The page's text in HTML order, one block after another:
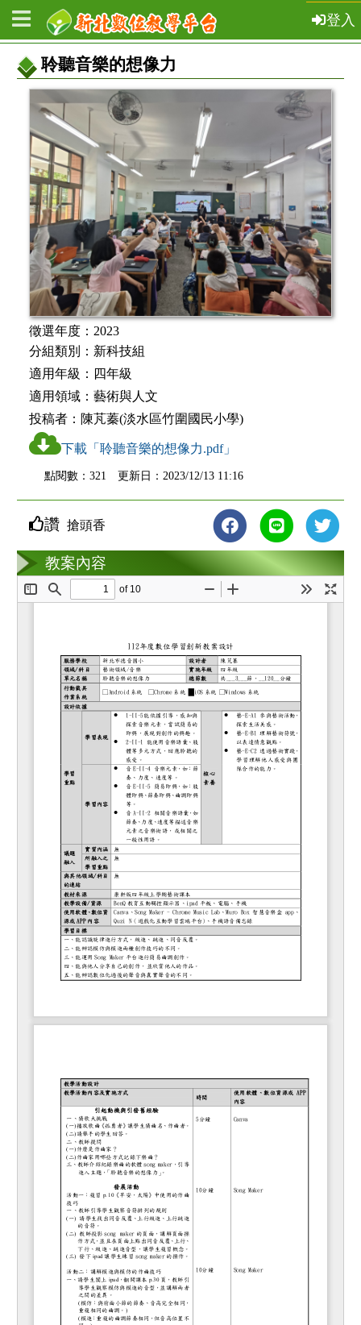
登入
聆聽音樂的想像力
教
案
基
本
資
訊
徵選年度： 2023
分組類別： 新科技組
適用年級： 四年級
適用領域： 藝術與人文
投稿者： 陳芃蓁(淡水區竹圍國民小學)
下載「聆聽音樂的想像力.pdf」
點閱數：321 更新日：2023/12/13 11:16
教案互動
讚 搶頭香
教案內容